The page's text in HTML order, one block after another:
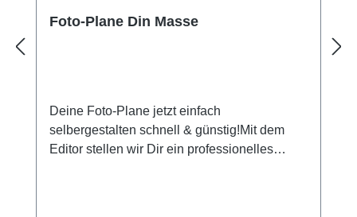
Foto-Plane Din Masse
Deine Foto-Plane jetzt einfach
selbergestalten schnell & günstig!Mit dem
Editor stellen wir Dir ein professionelles